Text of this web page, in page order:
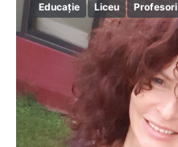
Educație Liceu Profesori